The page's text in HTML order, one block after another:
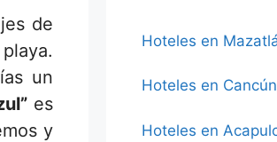
de
un
es
y
Hoteles en
Hoteles en Cancún
Hoteles en